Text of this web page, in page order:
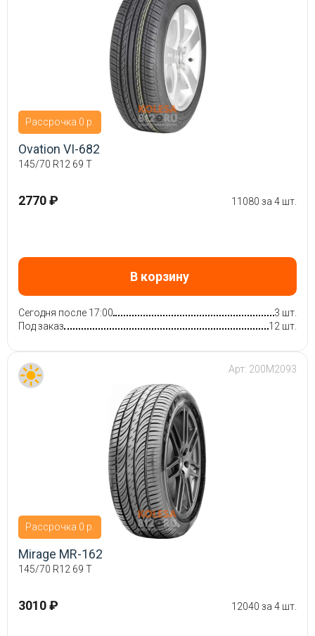
Рассрочка 0 р.
Ovation VI-682
145/70 R12 69 T
2770 ₽ 11080 за 4 шт.
В корзину
Сегодня после 17:00
3 шт.
Под заказ
12 шт.
Рассрочка 0 р.
Арт: 200M2093
Mirage MR-162
145/70 R12 69 T
3010 ₽ 12040 за 4 шт.